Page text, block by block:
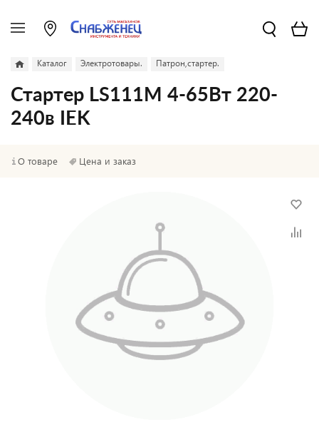
Каталог Электротовары. Патрон,стартер.
Стартер LS111M 4-65Вт 220-
240в IEK
О товаре Цена и заказ